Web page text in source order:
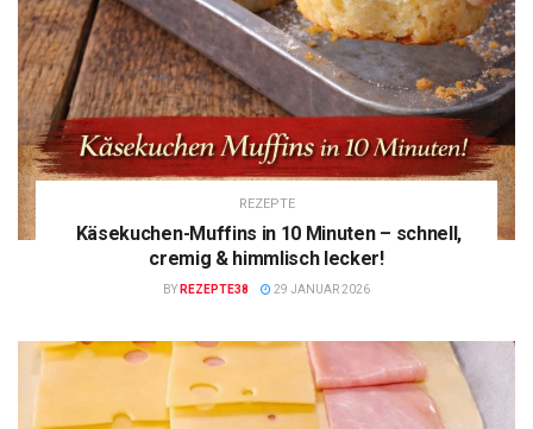
REZEPTE
Käsekuchen-Muffins in 10 Minuten – schnell,
cremig & himmlisch lecker!
BY REZEPTE38 29 JANUAR 2026